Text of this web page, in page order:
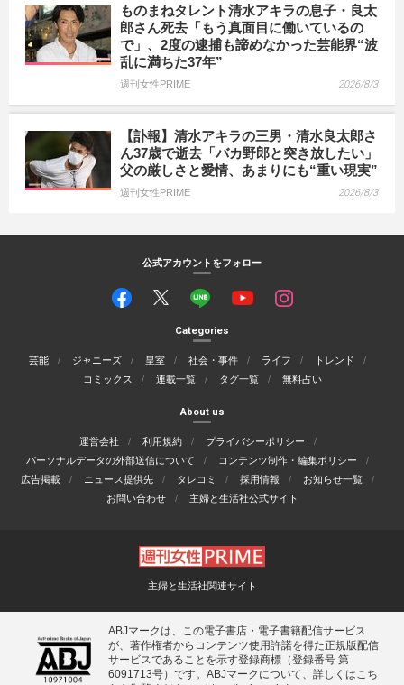
ものまねタレント清水アキラの息子・良太
郎さん死去「もう真面目に働いているの
で」、2度の逮捕も諦めなかった芸能界“波
乱に満ちた37年”
週刊女性PRIME 2026/8/3
【訃報】清水アキラの三男・清水良太郎さ
ん37歳で逝去「バカ野郎と突き放したい」
父の厳しさと愛情、あまりにも“重い現実”
週刊女性PRIME 2026/8/3
公式アカウントをフォロー
Categories
芸能 ジャニーズ 皇室 社会・事件 ライフ
トレンド
コミックス
連載一覧 タグ一覧 無料占い
About us
運営会社 利用規約
プライバシーポリシー
パーソナルデータの外部送信について
コンテンツ制作・編集ポリシー
広告掲載
ニュース提供先 タレコミ 採用情報
お知らせ一覧
お問い合わせ
主婦と生活社公式サイト
主婦と生活社関連サイト
ABJマークは、この電子書店・電子書籍配信サービス
が、著作権者からコンテンツ使用許諾を得た正規版配信
サービスであることを示す登録商標（登録番号 第
6091713号）です。ABJマークについて、詳しくはこち